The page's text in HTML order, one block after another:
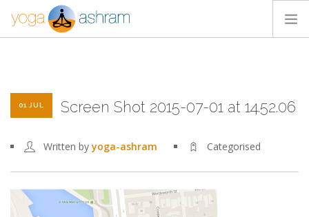
BLOG
01 JUL Screen Shot 2015-07-01 at 14.52.06
Written byyoga-ashram Categorised